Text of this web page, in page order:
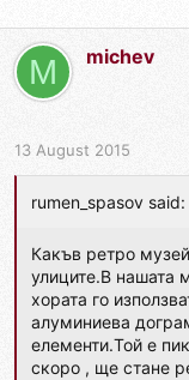
M michev
13 August 2015
rumen_spasov said:
Какъв ретро
улиците.В нашата
хората го
алуминиева
елементи.Той е
скоро , ще стане